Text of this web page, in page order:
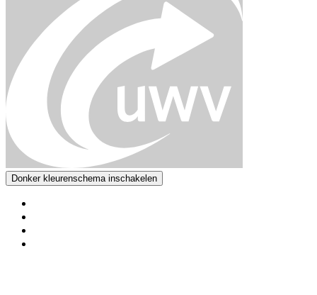
Donker kleurenschema inschakelen